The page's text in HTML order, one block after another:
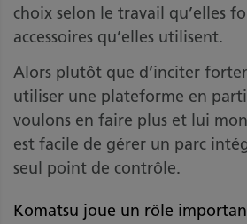
choix selon le travail qu’elles
accessoires qu’elles utilisent.
Alors plutôt que d’inciter
utiliser une plateforme en
voulons en faire plus et lui
est facile de gérer un parc
seul point de contrôle.
Komatsu joue un rôle